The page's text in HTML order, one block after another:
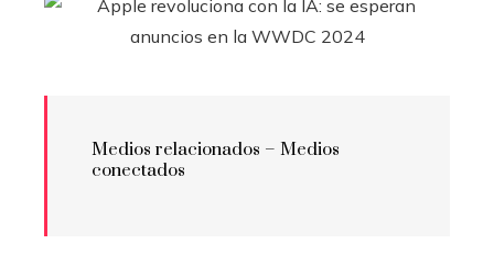
Medios relacionados – Medios
conectados